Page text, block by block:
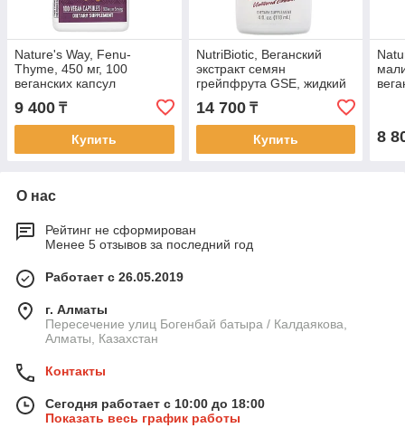
Nature's Way, Fenu-
Thyme, 450 мг, 100
веганских капсул
9 400 ₸
Купить
NutriBiotic, Веганский
экстракт семян
грейпфрута GSE, жидкий
концентрат, 118 мл (4
жидкие унции)
14 700₸
Купить 8
О нас
Рейтинг не сформирован
Менее 5 отзывов за последний год
Работает с 26.05.2019
г. Алматы
Пересечение улиц Богенбай батыра / Калдаякова,
Алматы, Казахстан
Контакты
Сегодня работает с 10:00 до 18:00
Показать весь график работы